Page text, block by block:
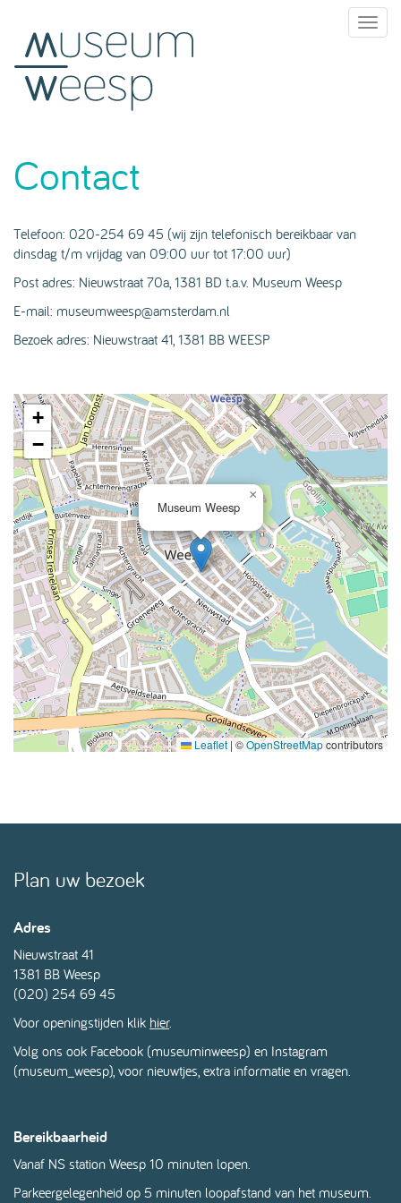
Contact
Telefoon: 020-254 69 45 (wij zijn telefonisch bereikbaar van
dinsdag t/m vrijdag van 09:00 uur tot 17:00 uur)
Post adres: Nieuwstraat 70a, 1381 BD t.a.v. Museum Weesp
E-mail: museumweesp@amsterdam.nl
Bezoek adres: Nieuwstraat 41, 1381 BB WEESP
Museum Weesp
×
+
−
Leaflet | ©OpenStreetMapcontributors
Plan uw bezoek
Adres
Nieuwstraat 41
1381 BB Weesp
(020) 254 69 45
Voor openingstijden klik hier.
Volg ons ook Facebook (museuminweesp) en Instagram
(museum_weesp), voor nieuwtjes, extra informatie en vragen.
Bereikbaarheid
Vanaf NS station Weesp 10 minuten lopen.
Parkeergelegenheid op 5 minuten loopafstand van het museum.